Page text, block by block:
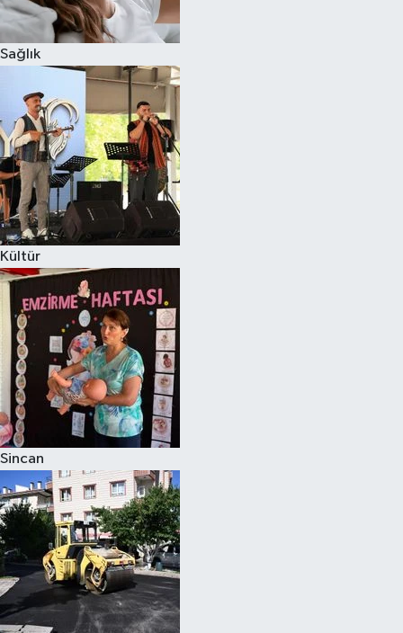
Sağlık
Kültür
Sincan